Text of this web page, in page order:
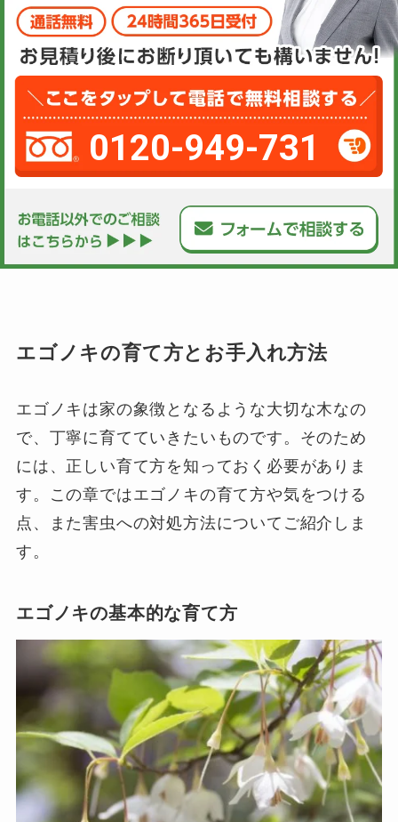
0120-949-731
エゴノキの育て方とお手入れ方法
エゴノキは家の象徴となるような大切な木なの
で、丁寧に育てていきたいものです。そのため
には、正しい育て方を知っておく必要がありま
す。この章ではエゴノキの育て方や気をつける
点、また害虫への対処方法についてご紹介しま
す。
エゴノキの基本的な育て方